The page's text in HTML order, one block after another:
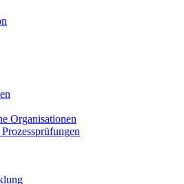
Organisationen